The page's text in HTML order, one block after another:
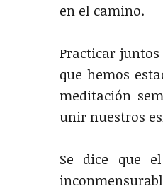
en el camino.
Practicar
que hemos
meditación
unir nuestros
Se dice que